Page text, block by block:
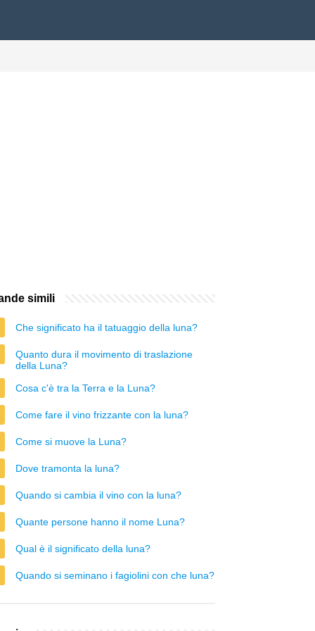
simili
Che significato ha il tatuaggio della luna?
Quanto dura il movimento di traslazione
della Luna?
Cosa c'è tra la Terra e la Luna?
Come fare il vino frizzante con la luna?
Come si muove la Luna?
Dove tramonta la luna?
Quando si cambia il vino con la luna?
Quante persone hanno il nome Luna?
Qual è il significato della luna?
Quando si seminano i fagiolini con che luna?